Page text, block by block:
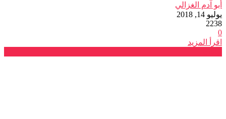
أبو آدم الغزالي
يوليو 14, 2018
2238
0
اقرأ المزيد